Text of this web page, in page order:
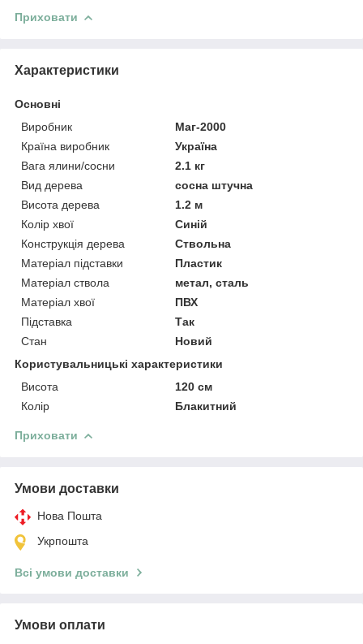
Приховати
Характеристики
Основні
Виробник
Маг-2000
Країна виробник
Україна
Вага ялини/сосни
2.1 кг
Вид дерева
сосна штучна
Висота дерева
1.2 м
Колір хвої
Синій
Конструкція дерева
Ствольна
Матеріал підставки
Пластик
Матеріал ствола
метал, сталь
Матеріал хвої
ПВХ
Підставка
Так
Стан
Новий
Користувальницькі характеристики
Висота
120 см
Колір
Блакитний
Приховати
Умови доставки
Нова Пошта
Укрпошта
Всі умови доставки
Умови оплати